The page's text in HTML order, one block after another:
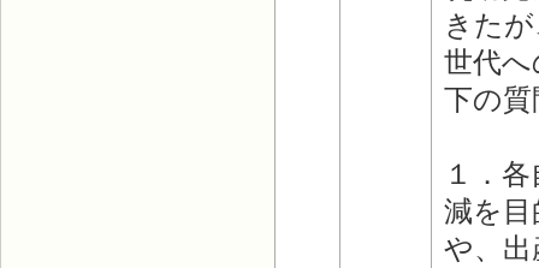
きた
世代
下の
１．
減を
や、